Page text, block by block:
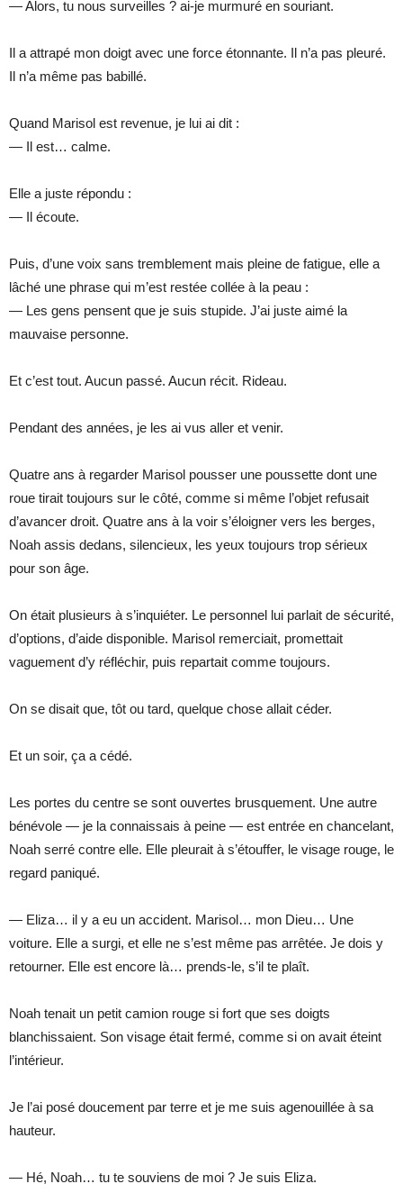
— Alors, tu nous surveilles ? ai-je murmuré en souriant.
Il a attrapé mon doigt avec une force étonnante. Il n’a pas pleuré.
Il n’a même pas babillé.
Quand Marisol est revenue, je lui ai dit :
— Il est… calme.
Elle a juste répondu :
— Il écoute.
Puis, d’une voix sans tremblement mais pleine de fatigue, elle a
lâché une phrase qui m’est restée collée à la peau :
— Les gens pensent que je suis stupide. J’ai juste aimé la
mauvaise personne.
Et c’est tout. Aucun passé. Aucun récit. Rideau.
Pendant des années, je les ai vus aller et venir.
Quatre ans à regarder Marisol pousser une poussette dont une
roue tirait toujours sur le côté, comme si même l’objet refusait
d’avancer droit. Quatre ans à la voir s’éloigner vers les berges,
Noah assis dedans, silencieux, les yeux toujours trop sérieux
pour son âge.
On était plusieurs à s’inquiéter. Le personnel lui parlait de sécurité,
d’options, d’aide disponible. Marisol remerciait, promettait
vaguement d’y réfléchir, puis repartait comme toujours.
On se disait que, tôt ou tard, quelque chose allait céder.
Et un soir, ça a cédé.
Les portes du centre se sont ouvertes brusquement. Une autre
bénévole — je la connaissais à peine — est entrée en chancelant,
Noah serré contre elle. Elle pleurait à s’étouffer, le visage rouge, le
regard paniqué.
— Eliza… il y a eu un accident. Marisol… mon Dieu… Une
voiture. Elle a surgi, et elle ne s’est même pas arrêtée. Je dois y
retourner. Elle est encore là… prends-le, s’il te plaît.
Noah tenait un petit camion rouge si fort que ses doigts
blanchissaient. Son visage était fermé, comme si on avait éteint
l’intérieur.
Je l’ai posé doucement par terre et je me suis agenouillée à sa
hauteur.
— Hé, Noah… tu te souviens de moi ? Je suis Eliza.